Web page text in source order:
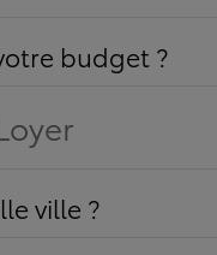
budget ?
ville ?